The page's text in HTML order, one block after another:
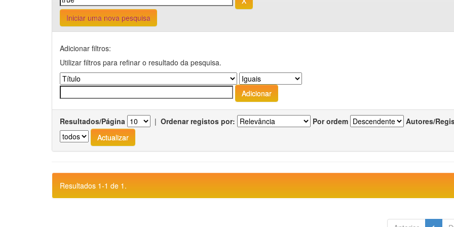
Iniciar uma nova pesquisa
Adicionar filtros:
Utilizar filtros para refinar o resultado da pesquisa.
Resultados/Página | Ordenar registos por: Por ordem Autores/
Resultados 1-1 de 1.